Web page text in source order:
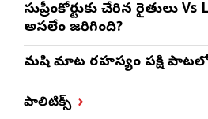
సుప్రీంకోర్టుకు చేరిన రైతులు Vs
అసలేం జరిగింది?
మనిషి మాట రహస్యం పక్షి
పాలిటిక్స్